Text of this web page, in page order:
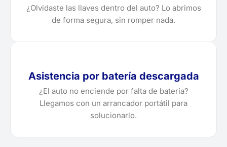
¿Olvidaste las llaves dentro del auto? Lo abrimos
de forma segura, sin romper nada.
Asistencia por batería descargada
¿El auto no enciende por falta de batería?
Llegamos con un arrancador portátil para
solucionarlo.